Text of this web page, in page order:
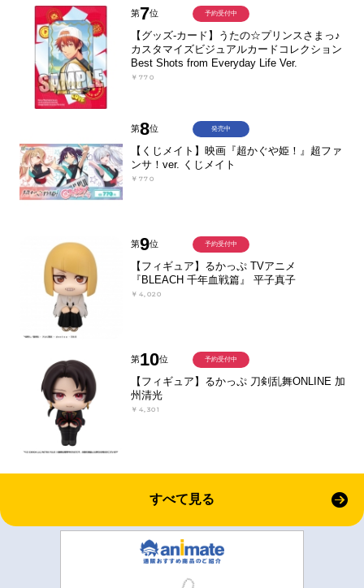
第7位
【グッズ-カード】うたの☆プリンスさまっ♪
カスタマイズビジュアルカードコレクション
Best Shots from Everyday Life Ver.
￥770
予約受付中
第8位
【くじメイト】映画『超かぐや姫！』超ファ
ンサ！ver. くじメイト
￥770
発売中
第9位
【フィギュア】るかっぷ TVアニメ
『BLEACH 千年血戦篇』 平子真子
￥4,020
予約受付中
第10位
【フィギュア】るかっぷ 刀剣乱舞ONLINE 加
州清光
￥4,301
予約受付中
すべて見る